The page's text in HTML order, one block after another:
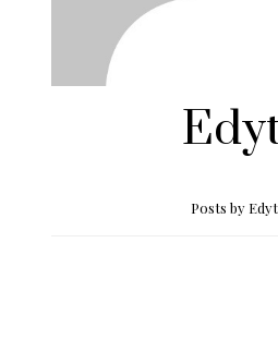
Posts by